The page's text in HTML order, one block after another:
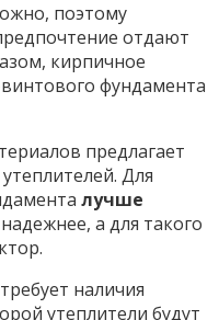
поэтому
отдают
кирпичное
фундамента
предлагает
Для
лучше
а для такого
наличия
утеплители будут